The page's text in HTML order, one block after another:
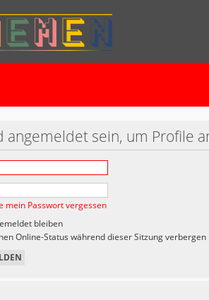
sein, um Profile
mein Passwort vergessen
bleiben
Online-Status während dieser Sitzung verbergen